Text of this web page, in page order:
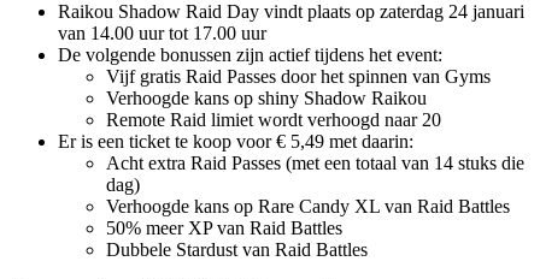
Raikou Shadow Raid Day vindt plaats op zaterdag 24 januari
van 14.00 uur tot 17.00 uur
De volgende bonussen zijn actief tijdens het event:
Vijf gratis Raid Passes door het spinnen van Gyms
Verhoogde kans op shiny Shadow Raikou
Remote Raid limiet wordt verhoogd naar 20
Er is een ticket te koop voor € 5,49 met daarin:
Acht extra Raid Passes (met een totaal van 14 stuks die
dag)
Verhoogde kans op Rare Candy XL van Raid Battles
50% meer XP van Raid Battles
Dubbele Stardust van Raid Battles